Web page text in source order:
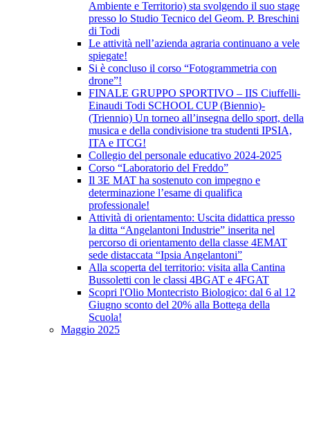
Ambiente e Territorio) sta svolgendo il suo stage
presso lo Studio Tecnico del Geom. P. Breschini
di Todi
Le attività nell’azienda agraria continuano a vele
spiegate!
Si è concluso il corso “Fotogrammetria con
drone”!
FINALE GRUPPO SPORTIVO – IIS Ciuffelli-
Einaudi Todi SCHOOL CUP (Biennio)-
(Triennio) Un torneo all’insegna dello sport, della
musica e della condivisione tra studenti IPSIA,
ITA e ITCG!
Collegio del personale educativo 2024-2025
Corso “Laboratorio del Freddo”
Il 3E MAT ha sostenuto con impegno e
determinazione l’esame di qualifica
professionale!
Attività di orientamento: Uscita didattica presso
la ditta “Angelantoni Industrie” inserita nel
percorso di orientamento della classe 4EMAT
sede distaccata “Ipsia Angelantoni”
Alla scoperta del territorio: visita alla Cantina
Bussoletti con le classi 4BGAT e 4FGAT
Scopri l'Olio Montecristo Biologico: dal 6 al 12
Giugno sconto del 20% alla Bottega della
Scuola!
Maggio 2025